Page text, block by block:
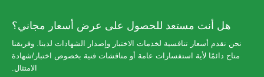
هل أنت مستعد للحصول على عرض أسعار مجاني؟
نحن نقدم أسعار تنافسية لخدمات الاختبار وإصدار الشهادات لدينا. وفريقنا
متاح دائمًا لأية استفسارات عامة أو مناقشات فنية بخصوص اختبار/شهادة
الامتثال.